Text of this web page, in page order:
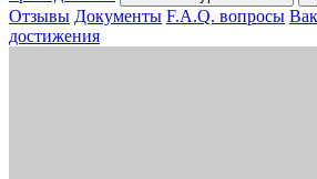
Отзывы Документы F.A.Q. вопросы
достижения